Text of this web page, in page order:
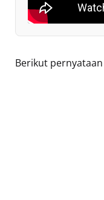
Berikut